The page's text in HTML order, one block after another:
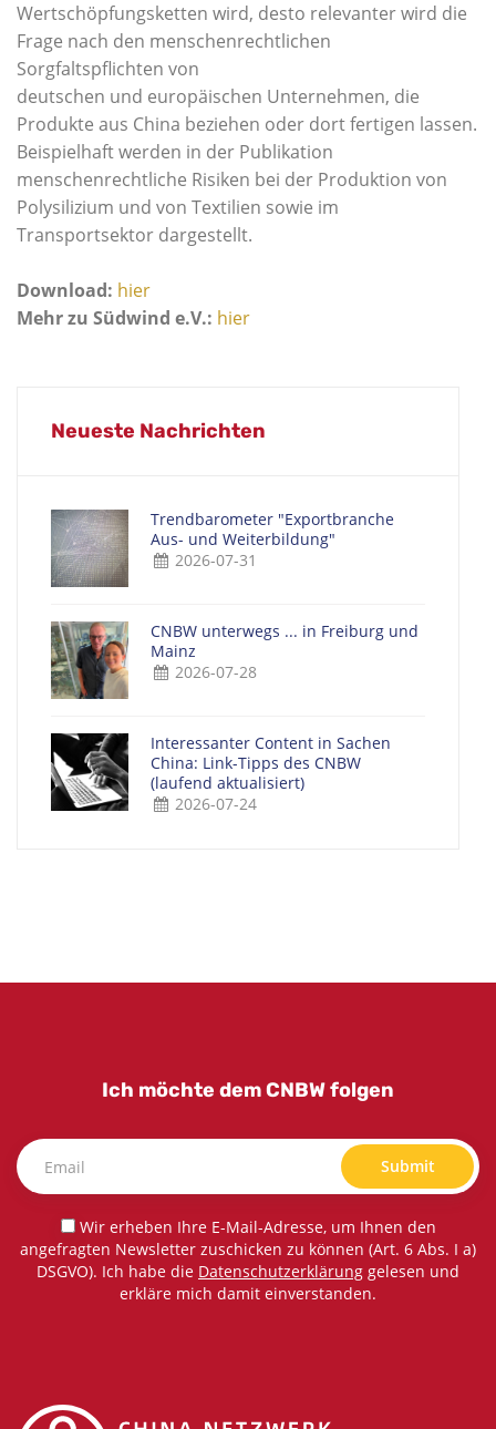
Wertschöpfungsketten wird, desto relevanter wird die
Frage nach den menschenrechtlichen
Sorgfaltspflichten von
deutschen und europäischen Unternehmen, die
Produkte aus China beziehen oder dort fertigen lassen.
Beispielhaft werden in der Publikation
menschenrechtliche Risiken bei der Produktion von
Polysilizium und von Textilien sowie im
Transportsektor dargestellt.
Download: hier
Mehr zu Südwind e.V.: hier
Neueste Nachrichten
Trendbarometer "Exportbranche
Aus- und Weiterbildung"
2026-07-31
CNBW unterwegs ... in Freiburg und
Mainz
2026-07-28
Interessanter Content in Sachen
China: Link-Tipps des CNBW
(laufend aktualisiert)
2026-07-24
Ich möchte dem CNBW folgen
Submit
Wir erheben Ihre E-Mail-Adresse, um Ihnen den
angefragten Newsletter zuschicken zu können (Art. 6 Abs. I a)
DSGVO). Ich habe die Datenschutzerklärung gelesen und
erkläre mich damit einverstanden.